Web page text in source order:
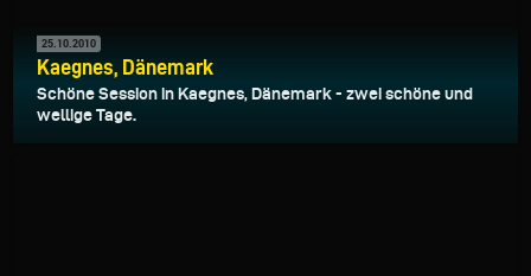
25.10.2010
Kaegnes, Dänemark
Schöne Session in Kaegnes, Dänemark - zwei schöne und
wellige Tage.